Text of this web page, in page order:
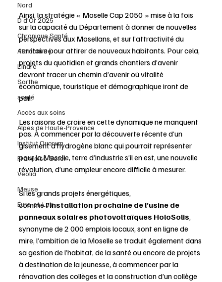
Nord
D d'Or 2025
Chronique Santé
Attractivité
L'Indre
Sarthe
santé
Accès aux soins
Alpes de Haute-Provence
Institut Quorum
Françoise Gatel
Veolia
Meuse
Eure-et-Loir
Ainsi, la stratégie « Moselle Cap 2050 » mise à la fois
sur la capacité du Département à donner de nouvelles
perspectives aux Mosellans, et sur l’attractivité du
territoire pour attirer de nouveaux habitants. Pour cela,
projets du quotidien et grands chantiers d’avenir
devront tracer un chemin d’avenir où vitalité
économique, touristique et démographique iront de
pair.
Les raisons de croire en cette dynamique ne manquent
pas. À commencer par la découverte récente d’un
gisement d’hydrogène blanc qui pourrait représenter
pour la Moselle, terre d’industrie s’il en est, une nouvelle
révolution, d’une ampleur encore difficile à mesurer.
Si les grands projets énergétiques,
comme l’installation prochaine de l’usine de
panneaux solaires photovoltaïques HoloSolis,
synonyme de 2 000 emplois locaux, sont en ligne de
mire, l’ambition de la Moselle se traduit également dans
sa gestion de l’habitat, de la santé ou encore de projets
à destination de la jeunesse, à commencer par la
rénovation des collèges et la construction d’un collège